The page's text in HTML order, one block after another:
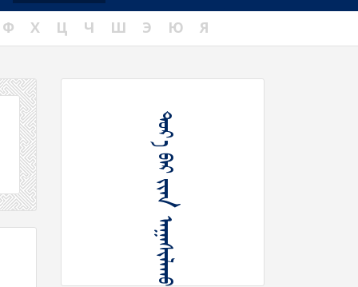
Ф Х Ц Ч Ш Э Ю Я
ᠳᠤᠷ᠎ᠠ ᠪᠠᠷ ᠢᠢᠠᠨ ᠠᠭᠠᠰᠢᠯᠠᠬᠤ